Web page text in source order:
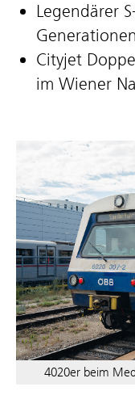
Legendärer
Cityjet
im Wiener
4020er beim